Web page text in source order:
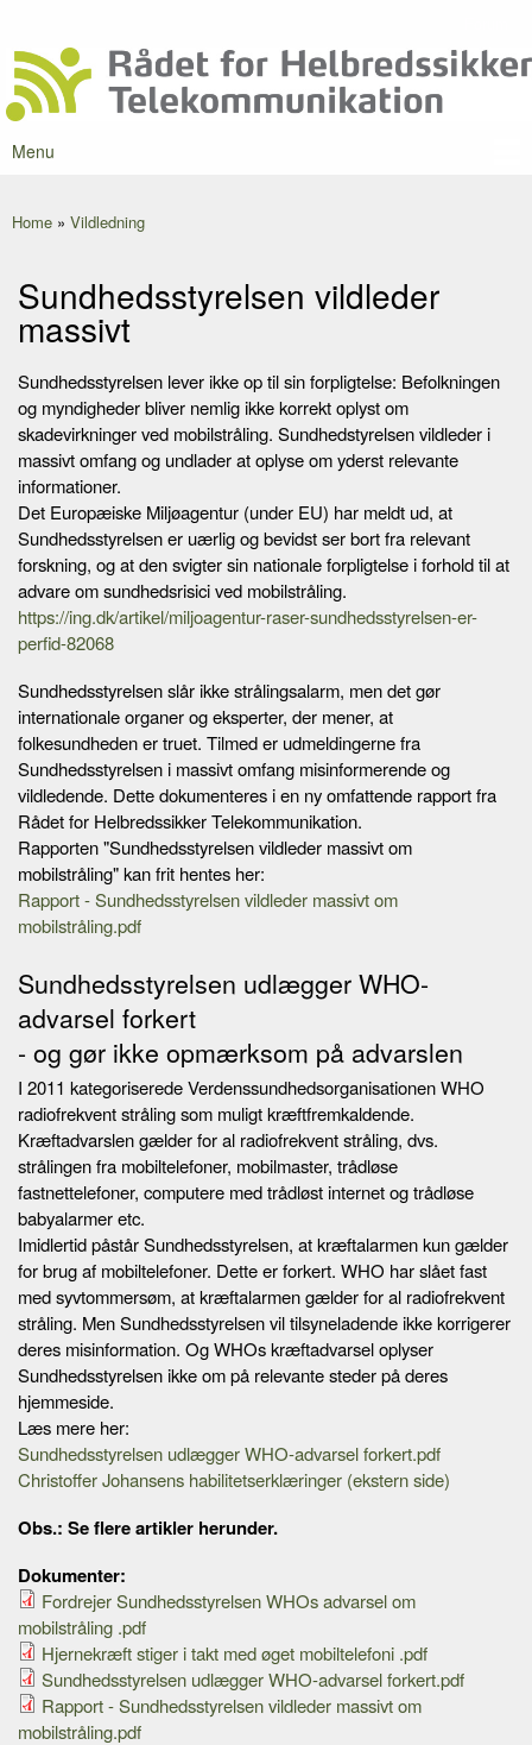
content
Rådet for
Helbredssikker
Telekommunikation
Danmarks
førende
portal om
mobilstråling
Main menu
Menu
You are here
Home » Vildledning
Sundhedsstyrelsen vildleder
massivt
Sundhedsstyrelsen lever ikke op til sin forpligtelse: Befolkningen
og myndigheder bliver nemlig ikke korrekt oplyst om
skadevirkninger ved mobilstråling. Sundhedstyrelsen vildleder i
massivt omfang og undlader at oplyse om yderst relevante
informationer.
Det Europæiske Miljøagentur (under EU) har meldt ud, at
Sundhedsstyrelsen er uærlig og bevidst ser bort fra relevant
forskning, og at den svigter sin nationale forpligtelse i forhold til at
advare om sundhedsrisici ved mobilstråling.
https://ing.dk/artikel/miljoagentur-raser-sundhedsstyrelsen-er-
perfid-82068
Sundhedsstyrelsen slår ikke strålingsalarm, men det gør
internationale organer og eksperter, der mener, at
folkesundheden er truet. Tilmed er udmeldingerne fra
Sundhedsstyrelsen i massivt omfang misinformerende og
vildledende. Dette dokumenteres i en ny omfattende rapport fra
Rådet for Helbredssikker Telekommunikation.
Rapporten "Sundhedsstyrelsen vildleder massivt om
mobilstråling" kan frit hentes her:
Rapport - Sundhedsstyrelsen vildleder massivt om
mobilstråling.pdf
Sundhedsstyrelsen udlægger WHO-
advarsel forkert
- og gør ikke opmærksom på advarslen
I 2011 kategoriserede Verdenssundhedsorganisationen WHO
radiofrekvent stråling som muligt kræftfremkaldende.
Kræftadvarslen gælder for al radiofrekvent stråling, dvs.
strålingen fra mobiltelefoner, mobilmaster, trådløse
fastnettelefoner, computere med trådløst internet og trådløse
babyalarmer etc.
Imidlertid påstår Sundhedsstyrelsen, at kræftalarmen kun gælder
for brug af mobiltelefoner. Dette er forkert. WHO har slået fast
med syvtommersøm, at kræftalarmen gælder for al radiofrekvent
stråling. Men Sundhedsstyrelsen vil tilsyneladende ikke korrigerer
deres misinformation. Og WHOs kræftadvarsel oplyser
Sundhedsstyrelsen ikke om på relevante steder på deres
hjemmeside.
Læs mere her:
Sundhedsstyrelsen udlægger WHO-advarsel forkert.pdf
Christoffer Johansens habilitetserklæringer (ekstern side)
Obs.: Se flere artikler herunder.
Dokumenter:
Fordrejer Sundhedsstyrelsen WHOs advarsel om
mobilstråling .pdf
Hjernekræft stiger i takt med øget mobiltelefoni .pdf
Sundhedsstyrelsen udlægger WHO-advarsel forkert.pdf
Rapport - Sundhedsstyrelsen vildleder massivt om
mobilstråling.pdf